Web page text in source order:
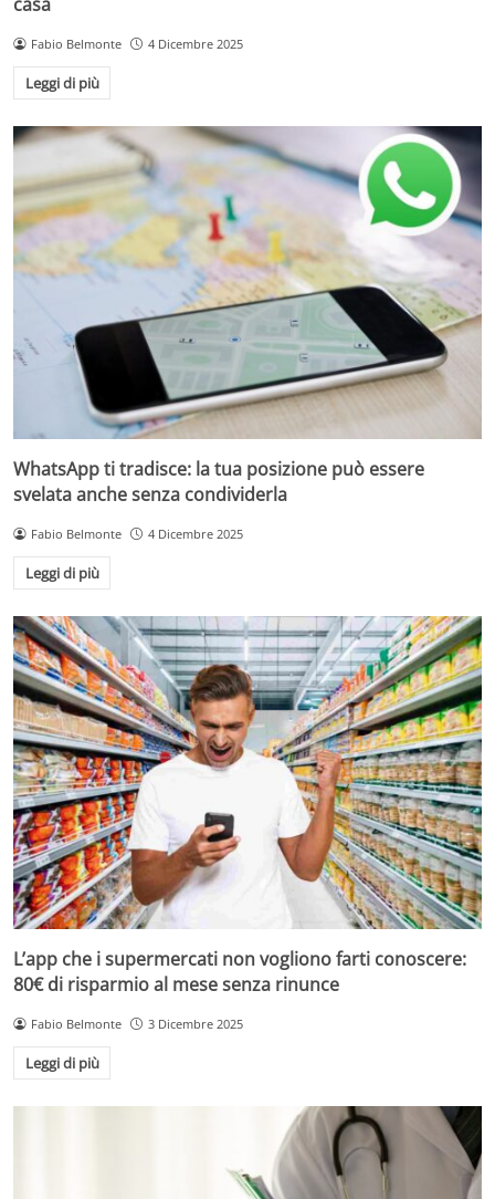
Fabio Belmonte 4 Dicembre 2025
Leggi di più
WhatsApp ti tradisce: la tua posizione può essere
svelata anche senza condividerla
Fabio Belmonte 4 Dicembre 2025
Leggi di più
L’app che i supermercati non vogliono farti conoscere:
80€ di risparmio al mese senza rinunce
Fabio Belmonte 3 Dicembre 2025
Leggi di più